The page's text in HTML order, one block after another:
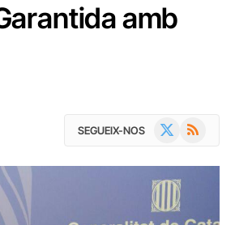
amb
SEGUEIX-NOS RSS